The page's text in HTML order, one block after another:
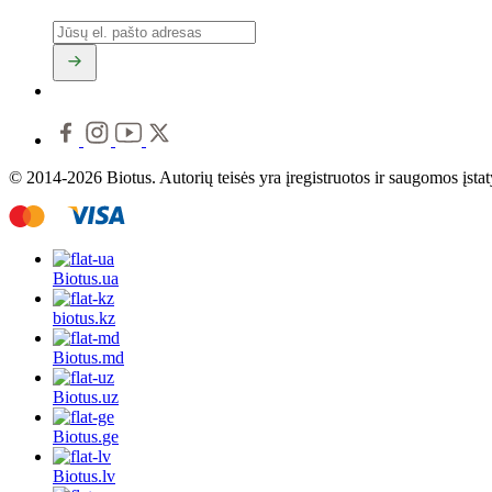
© 2014-2026 Biotus. Autorių teisės yra įregistruotos ir saugomos
Biotus.ua
biotus.kz
Biotus.md
Biotus.uz
Biotus.ge
Biotus.lv